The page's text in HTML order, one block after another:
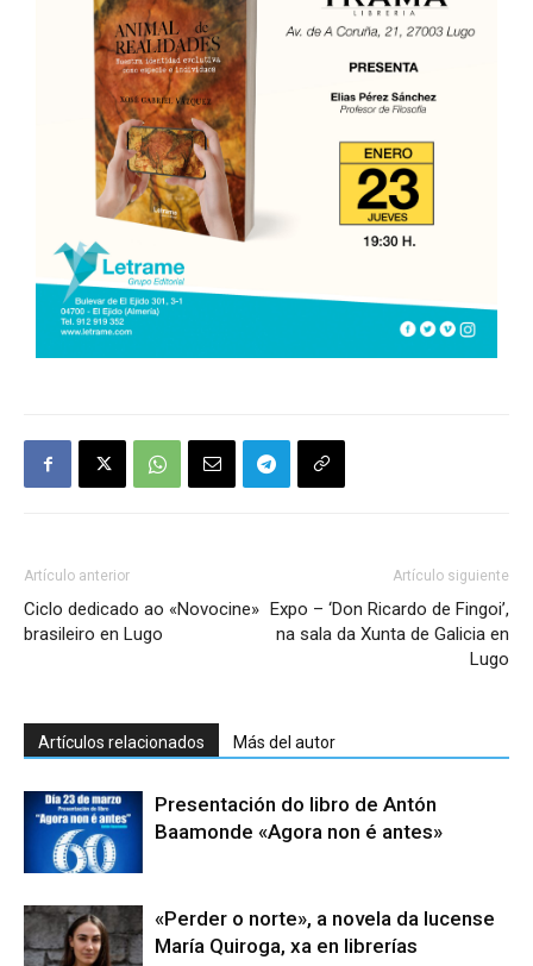
Artículo anterior
Ciclo dedicado ao «Novocine»
brasileiro en Lugo
Artículo siguiente
Expo – ‘Don Ricardo de Fingoi’,
na sala da Xunta de Galicia en
Lugo
Artículos relacionados Más del autor
Presentación do libro de Antón
Baamonde «Agora non é antes»
«Perder o norte», a novela da lucense
María Quiroga, xa en librerías